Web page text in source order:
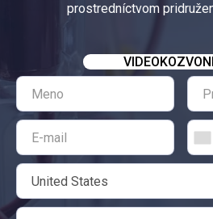
prostredníctvom